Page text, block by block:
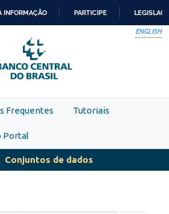
PARA
O
CONTEÚDO
INFORMAÇÃO PARTICIPE
ENGLISH
Frequentes Tutoriais
Portal
Conjuntos de dados